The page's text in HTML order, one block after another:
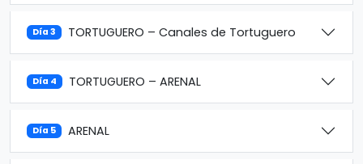
Día 3 TORTUGUERO – Canales de Tortuguero
Día 4 TORTUGUERO – ARENAL
Día 5 ARENAL